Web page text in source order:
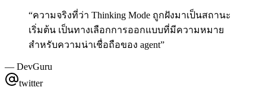
“ความจริงที่ว่า Thinking Mode ถูกฝังมาเป็นสถานะ
เริ่มต้น เป็นทางเลือกการออกแบบที่มีความหมาย
สำหรับความน่าเชื่อถือของ agent”
— DevGuru
twitter